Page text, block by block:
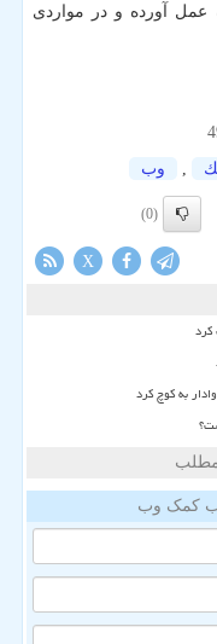
عمل آورده و در مواردی
, وب
(0)
X
به کوچ کرد
مطلب
کمک وب